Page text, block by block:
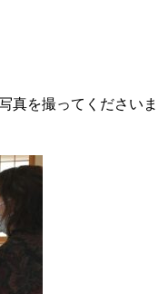
真を撮ってくださいま